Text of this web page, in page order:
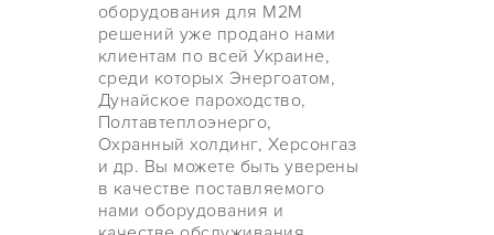
оборудования для M2M
решений уже продано нами
клиентам по всей Украине,
среди которых Энергоатом,
Дунайское пароходство,
Полтавтеплоэнерго,
Охранный холдинг, Херсонгаз
и др. Вы можете быть уверены
в качестве поставляемого
нами оборудования и